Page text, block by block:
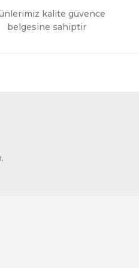
kalite güvence
belgesine sahiptir